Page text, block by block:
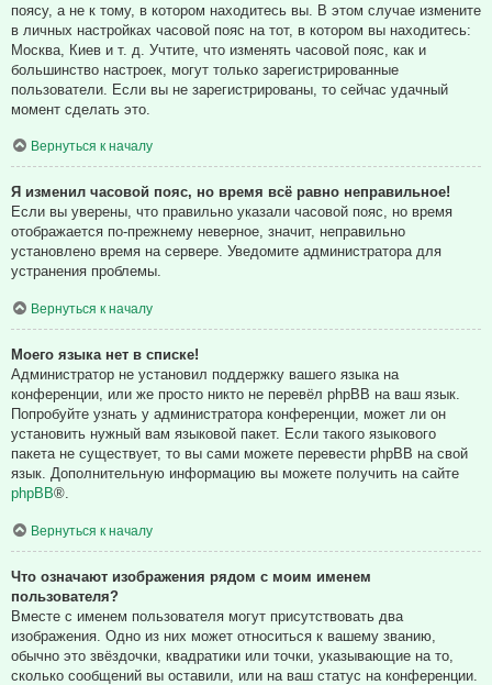
поясу, а не к тому, в котором находитесь вы. В этом случае измените
в личных настройках часовой пояс на тот, в котором вы находитесь:
Москва, Киев и т. д. Учтите, что изменять часовой пояс, как и
большинство настроек, могут только зарегистрированные
пользователи. Если вы не зарегистрированы, то сейчас удачный
момент сделать это.
Вернуться к началу
Я изменил часовой пояс, но время всё равно неправильное!
Если вы уверены, что правильно указали часовой пояс, но время
отображается по-прежнему неверное, значит, неправильно
установлено время на сервере. Уведомите администратора для
устранения проблемы.
Вернуться к началу
Моего языка нет в списке!
Администратор не установил поддержку вашего языка на
конференции, или же просто никто не перевёл phpBB на ваш язык.
Попробуйте узнать у администратора конференции, может ли он
установить нужный вам языковой пакет. Если такого языкового
пакета не существует, то вы сами можете перевести phpBB на свой
язык. Дополнительную информацию вы можете получить на сайте
phpBB®.
Вернуться к началу
Что означают изображения рядом с моим именем
пользователя?
Вместе с именем пользователя могут присутствовать два
изображения. Одно из них может относиться к вашему званию,
обычно это звёздочки, квадратики или точки, указывающие на то,
сколько сообщений вы оставили, или на ваш статус на конференции.